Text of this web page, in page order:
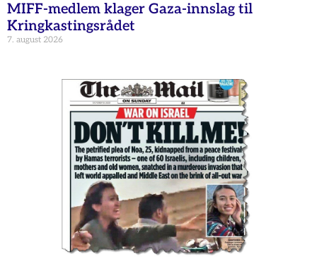
MIFF-medlem klager Gaza-innslag til
Kringkastingsrådet
7. august 2026